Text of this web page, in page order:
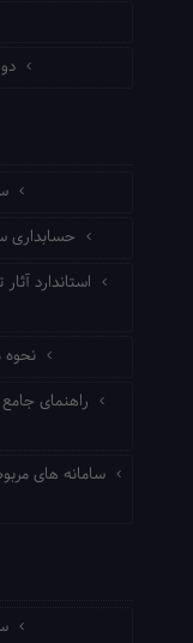
حسابداری
استاندارد
نحوه
راهنمای
سامانه های